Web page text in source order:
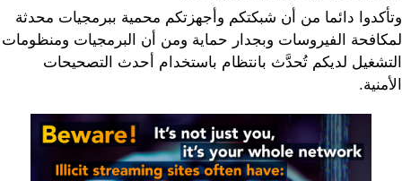
وتأكدوا دائما من أن شبكتكم وأجهزتكم محمية ببرمجيات محدثة
لمكافحة الفيروسات وبجدار حماية ومن أن البرمجيات ومنظومات
التشغيل لديكم تُحدَّث بانتظام باستخدام أحدث التصحيحات
الأمنية.